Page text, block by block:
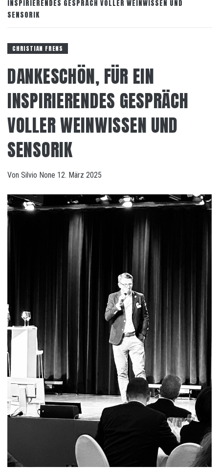
INSPIRIERENDES GESPRÄCH VOLLER WEINWISSEN UND
SENSORIK
CHRISTIAN FRENS
DANKESCHÖN, FÜR EIN
INSPIRIERENDES GESPRÄCH
VOLLER WEINWISSEN UND
SENSORIK
Von Silvio None 12. März 2025